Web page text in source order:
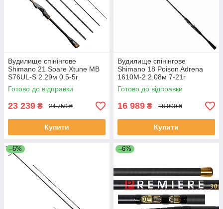
Вудилище спінінгове
Shimano 21 Soare Xtune MB
S76UL-S 2.29м 0.5-5г
Готово до відправки
23 239 ₴ 24 759 ₴
Купити
Вудилище спінінгове
Shimano 18 Poison Adrena
1610M-2 2.08м 7-21г
Готово до відправки
16 989 ₴ 18 099 ₴
Купити
–6% –6%